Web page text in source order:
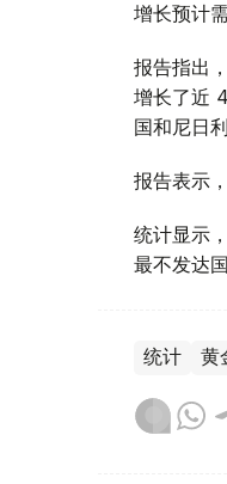
增长预计
报告指出
增长了近
国和尼日
报告表示
统计显示
最不发达
统计 黄